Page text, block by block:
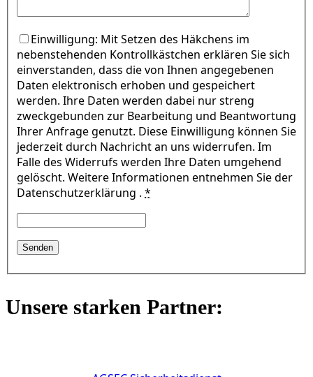
Einwilligung: Mit Setzen des Häkchens im
nebenstehenden Kontrollkästchen erklären Sie sich
einverstanden, dass die von Ihnen angegebenen
Daten elektronisch erhoben und gespeichert
werden. Ihre Daten werden dabei nur streng
zweckgebunden zur Bearbeitung und Beantwortung
Ihrer Anfrage genutzt. Diese Einwilligung können Sie
jederzeit durch Nachricht an uns widerrufen. Im
Falle des Widerrufs werden Ihre Daten umgehend
gelöscht. Weitere Informationen entnehmen Sie der
Datenschutzerklärung . *
Unsere starken Partner: